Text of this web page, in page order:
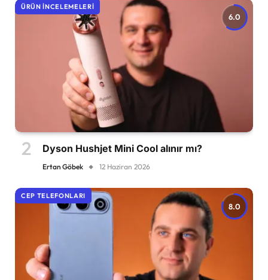
6.0
ÜRÜN İNCELEMELERI
Dyson Hushjet Mini Cool alınır mı?
Ertan Göbek 12 Haziran 2026
8.0
CEP TELEFONLARI